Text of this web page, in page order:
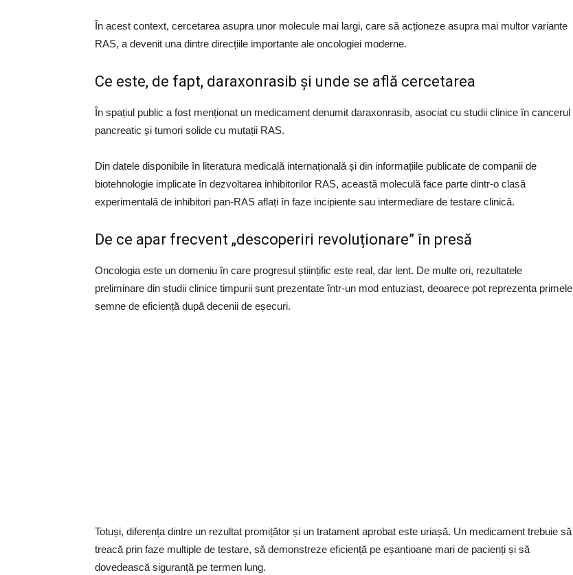
În acest context, cercetarea asupra unor molecule mai largi, care să acționeze asupra mai multor variante
RAS, a devenit una dintre direcțiile importante ale oncologiei moderne.
Ce este, de fapt, daraxonrasib și unde se află cercetarea
În spațiul public a fost menționat un medicament denumit daraxonrasib, asociat cu studii clinice în cancerul
pancreatic și tumori solide cu mutații RAS.
Din datele disponibile în literatura medicală internațională și din informațiile publicate de companii de
biotehnologie implicate în dezvoltarea inhibitorilor RAS, această moleculă face parte dintr-o clasă
experimentală de inhibitori pan-RAS aflați în faze incipiente sau intermediare de testare clinică.
De ce apar frecvent „descoperiri revoluționare” în presă
Oncologia este un domeniu în care progresul științific este real, dar lent. De multe ori, rezultatele
preliminare din studii clinice timpurii sunt prezentate într-un mod entuziast, deoarece pot reprezenta primele
semne de eficiență după decenii de eșecuri.
Totuși, diferența dintre un rezultat promițător și un tratament aprobat este uriașă. Un medicament trebuie să
treacă prin faze multiple de testare, să demonstreze eficiență pe eșantioane mari de pacienți și să
dovedească siguranță pe termen lung.